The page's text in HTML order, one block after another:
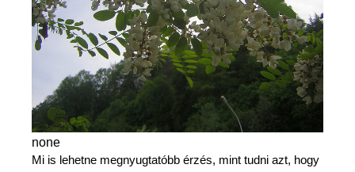
none
Mi is lehetne megnyugtatóbb érzés, mint tudni azt, hogy